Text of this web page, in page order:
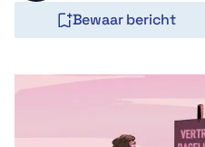
Bewaar bericht